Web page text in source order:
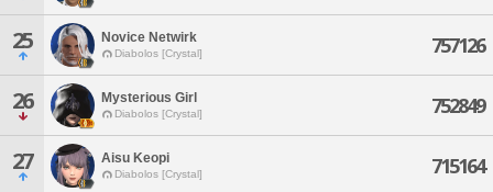
25 Novice Netwirk
Diabolos [Crystal] 757126
26 Mysterious Girl
Diabolos [Crystal] 752849
27 Aisu Keopi
Diabolos [Crystal] 715164